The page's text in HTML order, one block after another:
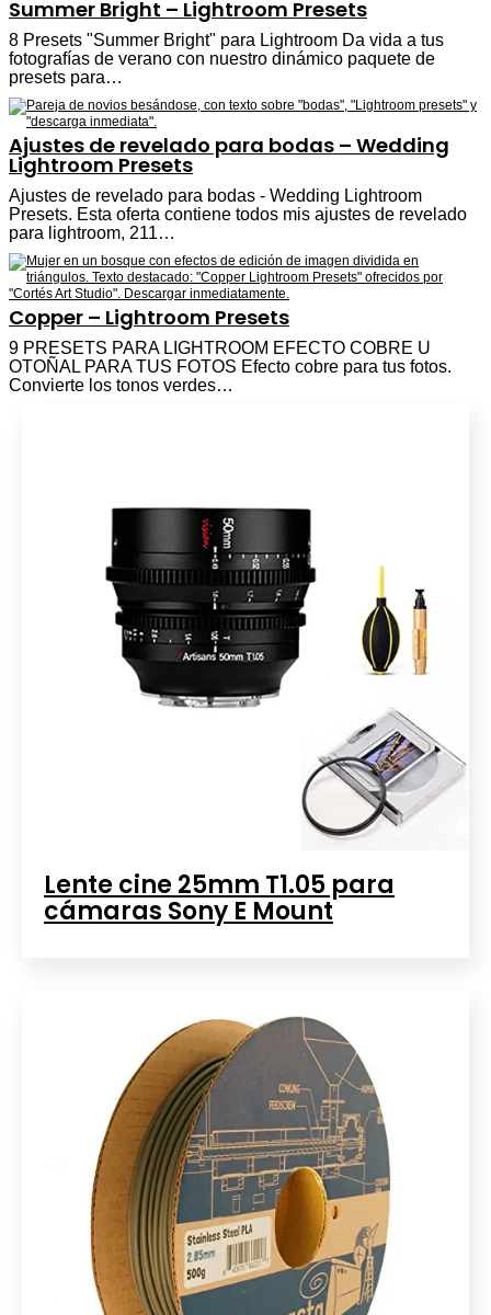
Summer Bright – Lightroom Presets
8 Presets "Summer Bright" para Lightroom Da vida a tus
fotografías de verano con nuestro dinámico paquete de
presets para…
Ajustes de revelado para bodas – Wedding
Lightroom Presets
Ajustes de revelado para bodas - Wedding Lightroom
Presets. Esta oferta contiene todos mis ajustes de revelado
para lightroom, 211…
Copper – Lightroom Presets
9 PRESETS PARA LIGHTROOM EFECTO COBRE U
OTOÑAL PARA TUS FOTOS Efecto cobre para tus fotos.
Convierte los tonos verdes…
Lente cine 25mm T1.05 para
cámaras Sony E Mount